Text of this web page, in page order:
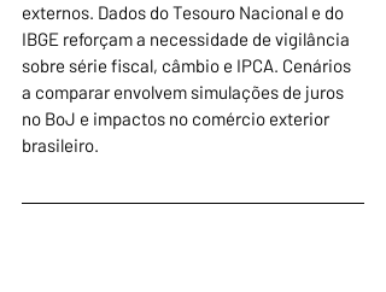
externos. Dados do Tesouro Nacional e do
IBGE reforçam a necessidade de vigilância
sobre série fiscal, câmbio e IPCA. Cenários
a comparar envolvem simulações de juros
no BoJ e impactos no comércio exterior
brasileiro.